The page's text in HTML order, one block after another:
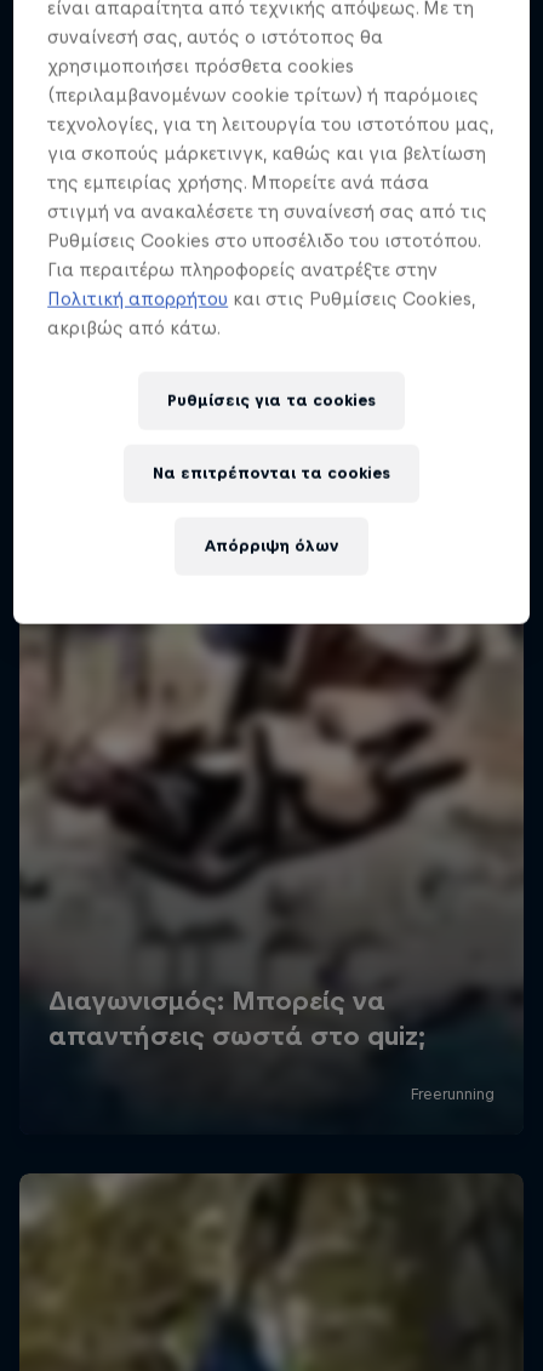
Freerunning Around the World
1 Σεζόν · 5 επεισόδια
είναι απαραίτητα από τεχνικής απόψεως. Με τη
συναίνεσή σας, αυτός ο ιστότοπος θα
χρησιμοποιήσει πρόσθετα cookies
(περιλαμβανομένων cookie τρίτων) ή παρόμοιες
τεχνολογίες, για τη λειτουργία του ιστοτόπου μας,
για σκοπούς μάρκετινγκ, καθώς και για βελτίωση
της εμπειρίας χρήσης. Μπορείτε ανά πάσα
στιγμή να ανακαλέσετε τη συναίνεσή σας από τις
Ρυθμίσεις Cookies στο υποσέλιδο του ιστοτόπου.
Για περαιτέρω πληροφορείς ανατρέξτε στην
Πολιτική απορρήτου και στις Ρυθμίσεις Cookies,
ακριβώς από κάτω.
Ρυθμίσεις για τα cookies
Απόρριψη όλων
Να επιτρέπονται τα cookies